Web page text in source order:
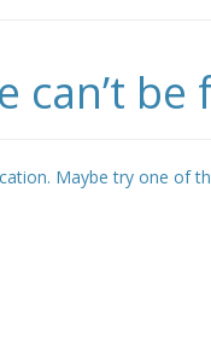
can’t be
Maybe try one of